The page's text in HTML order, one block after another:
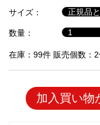
品
サイズ：
数量：
在庫：99件 販売個数：
加入買い物